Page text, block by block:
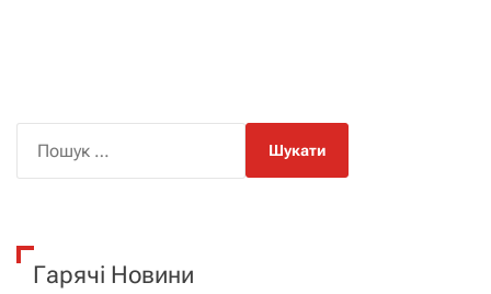
і
г
ц
к
Гарячі Новини